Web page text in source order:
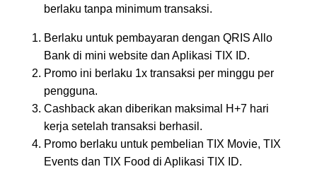
berlaku tanpa minimum transaksi.
Berlaku untuk pembayaran dengan QRIS Allo
Bank di mini website dan Aplikasi TIX ID.
Promo ini berlaku 1x transaksi per minggu per
pengguna.
Cashback akan diberikan maksimal H+7 hari
kerja setelah transaksi berhasil.
Promo berlaku untuk pembelian TIX Movie, TIX
Events dan TIX Food di Aplikasi TIX ID.